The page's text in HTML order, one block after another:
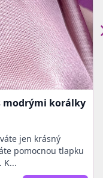
modrými korálky
jen krásný
pomocnou tlapku
K...